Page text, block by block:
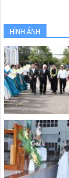
HÌNH ẢNH